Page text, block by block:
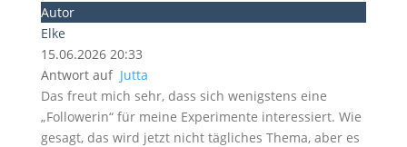
Autor
Elke
15.06.2026 20:33
Antwort auf Jutta
Das freut mich sehr, dass sich wenigstens eine
„Followerin“ für meine Experimente interessiert. Wie
gesagt, das wird jetzt nicht tägliches Thema, aber es